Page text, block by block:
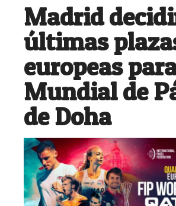
Madrid
últimas
europeas
Mundial de
de Doha